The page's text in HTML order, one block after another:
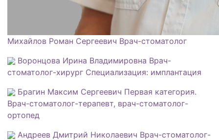
Михайлов Роман Сергеевич Врач-стоматолог
Воронцова Ирина Владимировна Врач-
стоматолог-хирург Специализация: имплантация
Брагин Максим Сергеевич Первая категория.
Врач-стоматолог-терапевт, врач-стоматолог-
ортопед
Андреев Дмитрий Николаевич Врач-стоматолог-